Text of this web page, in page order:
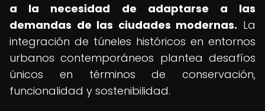
a la necesidad de adaptarse a las
demandas de las ciudades modernas. La
integración de túneles históricos en entornos
urbanos contemporáneos plantea desafíos
únicos en términos de conservación,
funcionalidad y sostenibilidad.